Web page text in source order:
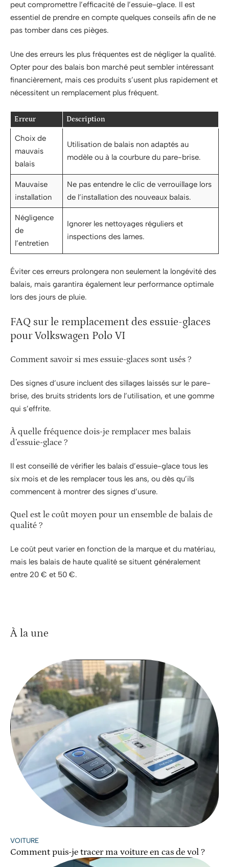
peut compromettre l’efficacité de l’essuie-glace. Il est
essentiel de prendre en compte quelques conseils afin de ne
pas tomber dans ces pièges.
Une des erreurs les plus fréquentes est de négliger la qualité.
Opter pour des balais bon marché peut sembler intéressant
financièrement, mais ces produits s’usent plus rapidement et
nécessitent un remplacement plus fréquent.
Erreur Description
Choix de
mauvais
balais
Utilisation de balais non adaptés au
modèle ou à la courbure du pare-brise.
Mauvaise
installation
Ne pas entendre le clic de verrouillage lors
de l’installation des nouveaux balais.
Négligence
de
l’entretien
Ignorer les nettoyages réguliers et
inspections des lames.
Éviter ces erreurs prolongera non seulement la longévité des
balais, mais garantira également leur performance optimale
lors des jours de pluie.
FAQ sur le remplacement des essuie-glaces
pour Volkswagen Polo VI
Comment savoir si mes essuie-glaces sont usés ?
Des signes d’usure incluent des sillages laissés sur le pare-
brise, des bruits stridents lors de l’utilisation, et une gomme
qui s’effrite.
À quelle fréquence dois-je remplacer mes balais
d’essuie-glace ?
Il est conseillé de vérifier les balais d’essuie-glace tous les
six mois et de les remplacer tous les ans, ou dès qu’ils
commencent à montrer des signes d’usure.
Quel est le coût moyen pour un ensemble de balais de
qualité ?
Le coût peut varier en fonction de la marque et du matériau,
mais les balais de haute qualité se situent généralement
entre 20 € et 50 €.
À la une
VOITURE
Comment puis-je tracer ma voiture en cas de vol ?